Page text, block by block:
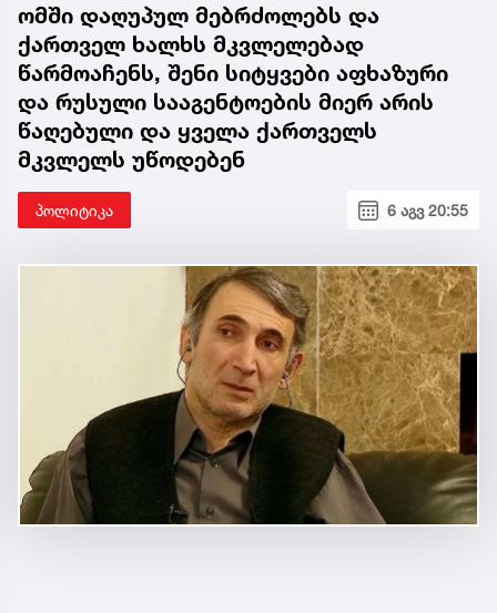
ომში დაღუპულ მებრძოლებს და
ქართველ ხალხს მკვლელებად
წარმოაჩენს, შენი სიტყვები აფხაზური
და რუსული სააგენტოების მიერ არის
წაღებული და ყველა ქართველს
მკვლელს უწოდებენ
პოლიტიკა 6 აგვ 20:55